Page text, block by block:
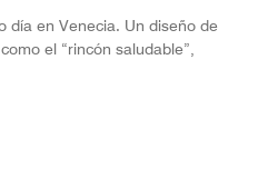
día en Venecia. Un diseño de
el “rincón saludable”,